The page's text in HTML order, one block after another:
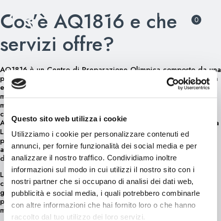
Questo sito web utilizza i cookie
Utilizziamo i cookie per personalizzare contenuti ed
annunci, per fornire funzionalità dei social media e per
analizzare il nostro traffico. Condividiamo inoltre
informazioni sul modo in cui utilizzi il nostro sito con i
nostri partner che si occupano di analisi dei dati web,
pubblicità e social media, i quali potrebbero combinarle
con altre informazioni che hai fornito loro o che hanno
raccolto dal tuo utilizzo dei loro servizi.
Skip
to
content
0
Cos’è AQ1816 e che
servizi offre?
AQ1816 è un Centro di Preparazione Olimpica composto da una
palestra di 350 mq, equipaggiata con attrezzatura Kineo System
e Technogym di ultima generazione, integrata con il sistema
mywellness cloud, la piattaforma che consente tramite app
mobile, di accedere agli allenamenti e di memorizzare e
consultare i risultati ottenuti, ovunque voi siate.
AQ1816 è il Centro di Preparazione Olimpica di Aquagranda, a
Livigno, a 1816 metri di altitudine. Un ambiente dedicato a
performance, allenamento e benessere, scelto ogni anno da
atleti professionisti, team nazionali e appassionati di sport che
desiderano allenarsi in quota.
La struttura comprende una palestra di 350 mq equipaggiata
con attrezzature Technogym e Kineo System di ultima
generazione, integrate con il sistema Mywellness Cloud, che
permette tramite app di accedere ai propri allenamenti,
monitorare i progressi e consultare i risultati ovunque ci si trovi.